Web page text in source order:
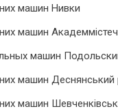
машин Нивки
машин
машин
машин Деснянський
машин